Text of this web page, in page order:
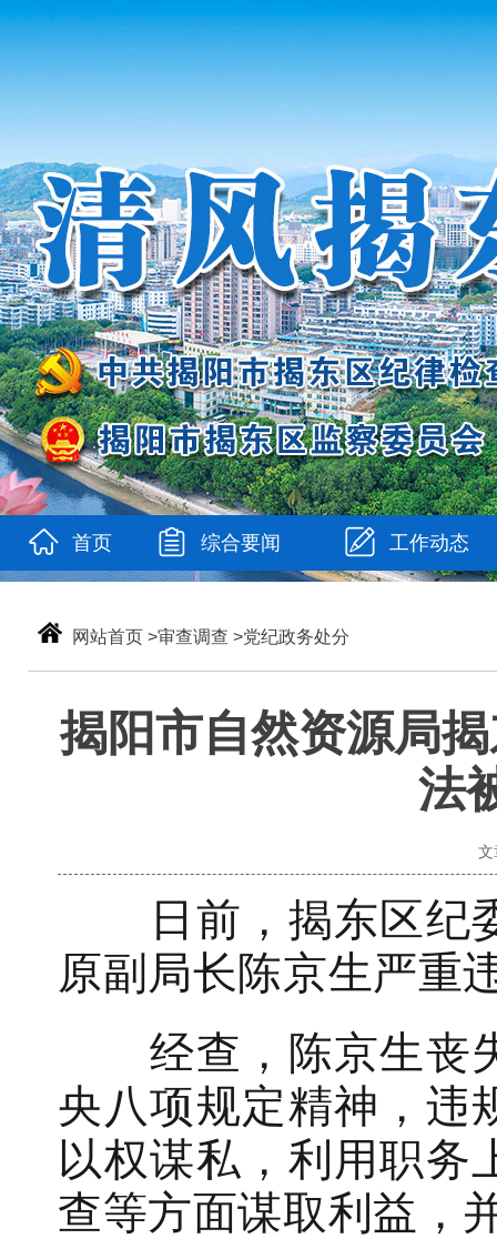
首页 综合要闻 工作动态
网站首页 >审查调查 >党纪政务处分
揭阳市自然资源局
法
文
日前，揭东区纪
原副局长陈京生严重
经查，陈京生丧
央八项规定精神，违
以权谋私，利用职务
查等方面谋取利益，